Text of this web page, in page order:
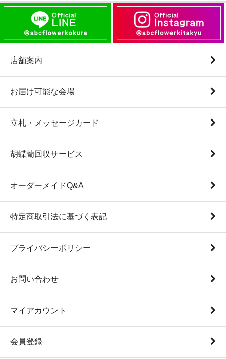
店舗案内
お届け可能な会場
立札・メッセージカード
胡蝶蘭回収サービス
オーダーメイドQ&A
特定商取引法に基づく表記
プライバシーポリシー
お問い合わせ
マイアカウント
会員登録